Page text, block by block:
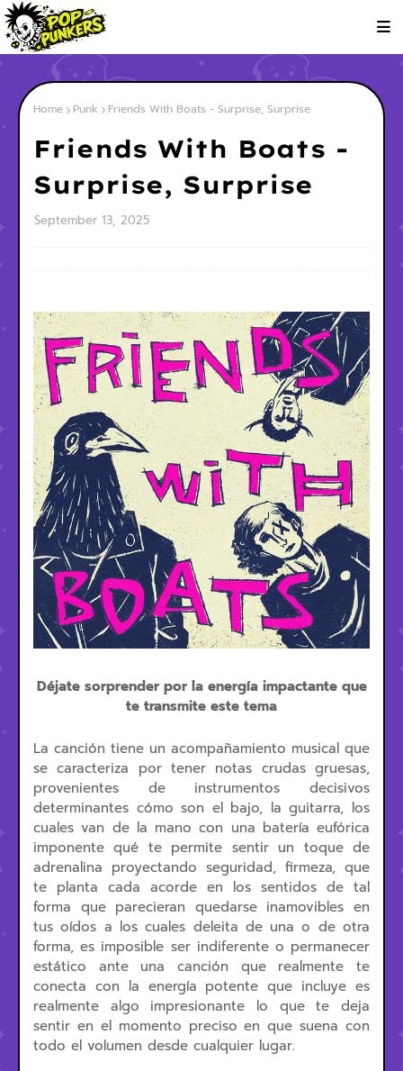
Home Punk Friends With Boats - Surprise, Surprise
Friends With Boats -
Surprise, Surprise
September 13, 2025
Déjate sorprender por la energía impactante que
te transmite este tema
La canción tiene un acompañamiento musical que
se caracteriza por tener notas crudas gruesas,
provenientes de instrumentos decisivos
determinantes cómo son el bajo, la guitarra, los
cuales van de la mano con una batería eufórica
imponente qué te permite sentir un toque de
adrenalina proyectando seguridad, firmeza, que
te planta cada acorde en los sentidos de tal
forma que parecieran quedarse inamovibles en
tus oídos a los cuales deleita de una o de otra
forma, es imposible ser indiferente o permanecer
estático ante una canción que realmente te
conecta con la energía potente que incluye es
realmente algo impresionante lo que te deja
sentir en el momento preciso en que suena con
todo el volumen desde cualquier lugar.